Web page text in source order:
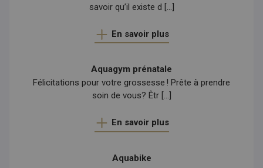
savoir qu’il existe d [...]
En savoir plus
Aquagym prénatale
Félicitations pour votre grossesse ! Prête à prendre
soin de vous? Êtr [...]
En savoir plus
Aquabike